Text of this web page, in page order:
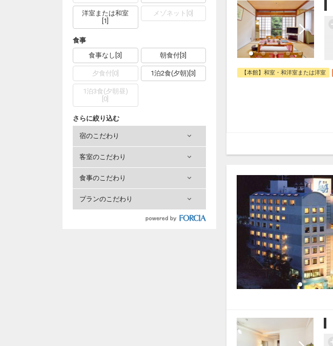
洋室または和室
1
メゾネット 0
食事
食事なし [3 朝食付 [3
夕食付 0] 1泊2食(夕朝) [3
1泊3食(夕朝昼)
0
さらに絞り込む
宿のこだわり
客室のこだわり
食事のこだわり
プランのこだわり
【本館】和室・和洋室または洋室